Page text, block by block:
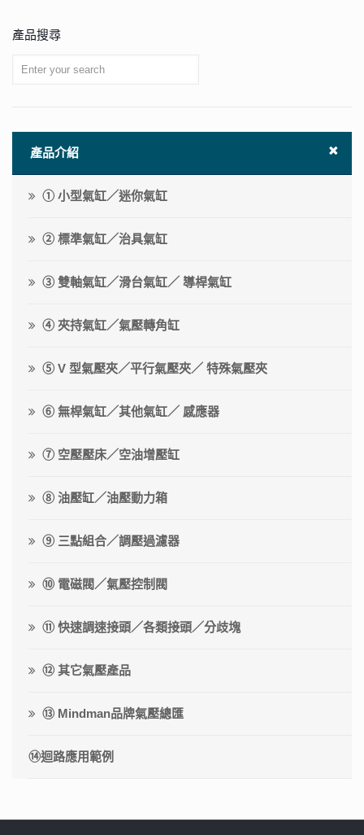
產品搜尋
產品介紹
① 小型氣缸／迷你氣缸
② 標準氣缸／治具氣缸
③ 雙軸氣缸／滑台氣缸／ 導桿氣缸
④ 夾持氣缸／氣壓轉角缸
⑤ V 型氣壓夾／平行氣壓夾／ 特殊氣壓夾
⑥ 無桿氣缸／其他氣缸／ 感應器
⑦ 空壓壓床／空油增壓缸
⑧ 油壓缸／油壓動力箱
⑨ 三點組合／調壓過濾器
⑩ 電磁閥／氣壓控制閥
⑪ 快速調速接頭／各類接頭／分歧塊
⑫ 其它氣壓產品
⑬ Mindman品牌氣壓總匯
⑭迴路應用範例